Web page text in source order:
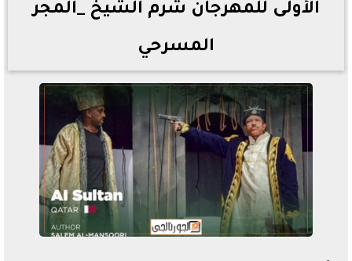
الأولى للمهرجان شرم الشيخ _المجر
المسرحي